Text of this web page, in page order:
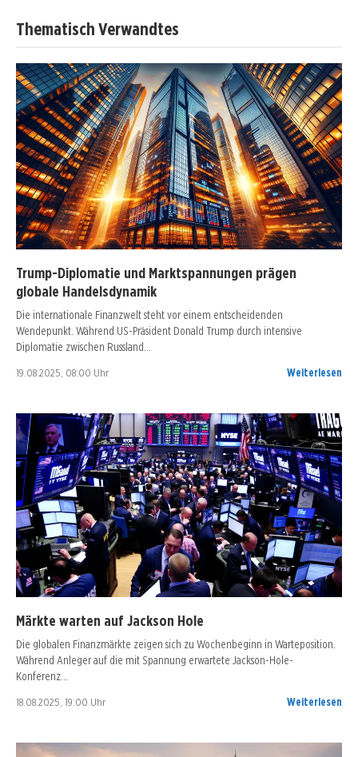
Thematisch Verwandtes
Trump-Diplomatie und Marktspannungen prägen
globale Handelsdynamik
Die internationale Finanzwelt steht vor einem entscheidenden
Wendepunkt. Während US-Präsident Donald Trump durch intensive
Diplomatie zwischen Russland…
19.08.2025, 08:00 Uhr Weiterlesen
Märkte warten auf Jackson Hole
Die globalen Finanzmärkte zeigen sich zu Wochenbeginn in Warteposition.
Während Anleger auf die mit Spannung erwartete Jackson-Hole-
Konferenz…
18.08.2025, 19:00 Uhr Weiterlesen